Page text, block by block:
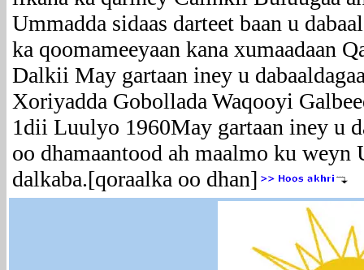
Ummadda sidaas darteet baan u
ka qoomameeyaan kana xumaadaan
Dalkii May gartaan iney u
Xoriyadda Gobollada Waqooyi
1dii Luulyo 1960May gartaan iney u
oo dhamaantood ah maalmo ku
dalkaba.[qoraalka oo dhan]